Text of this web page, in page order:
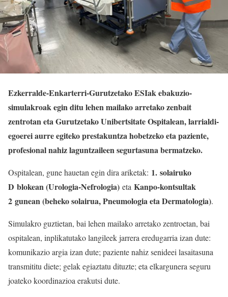
Ezkerralde-Enkarterri-Gurutzetako ESIak ebakuzio-
simulakroak egin ditu lehen mailako arretako zenbait
zentrotan eta Gurutzetako Unibertsitate Ospitalean, larrialdi-
egoerei aurre egiteko prestakuntza hobetzeko eta paziente,
profesional nahiz laguntzaileen segurtasuna bermatzeko.
Ospitalean, gune hauetan egin dira ariketak: 1. solairuko
D blokean (Urologia-Nefrologia) eta Kanpo-kontsultak
2 gunean (beheko solairua, Pneumologia eta Dermatologia).
Simulakro guztietan, bai lehen mailako arretako zentroetan, bai
ospitalean, inplikatutako langileek jarrera eredugarria izan dute:
komunikazio argia izan dute; paziente nahiz senideei lasaitasuna
transmititu diete; gelak egiaztatu dituzte; eta elkargunera seguru
joateko koordinazioa erakutsi dute.